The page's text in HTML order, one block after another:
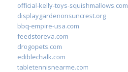
official-kelly-toys-squishmallows.com
displaygardenonsuncrest.org
bbq-empire-usa.com
feedstoreva.com
drogopets.com
ediblechalk.com
tabletennisnearme.com